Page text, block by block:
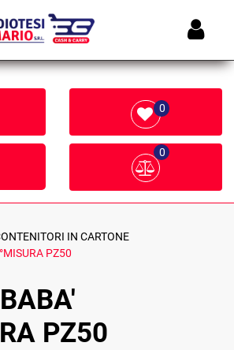
0
0
IN CARTONE
PZ50
PZ50